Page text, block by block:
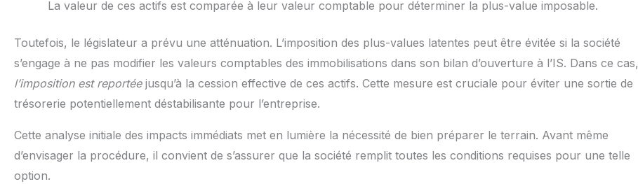
La valeur de ces actifs est comparée à leur valeur comptable pour déterminer la plus-value imposable.
Toutefois, le législateur a prévu une atténuation. L’imposition des plus-values latentes peut être évitée si la société
s’engage à ne pas modifier les valeurs comptables des immobilisations dans son bilan d’ouverture à l’IS. Dans ce cas,
l’imposition est reportéejusqu’à la cession effective de ces actifs. Cette mesure est cruciale pour éviter une sortie de
trésorerie potentiellement déstabilisante pour l’entreprise.
Cette analyse initiale des impacts immédiats met en lumière la nécessité de bien préparer le terrain. Avant même
d’envisager la procédure, il convient de s’assurer que la société remplit toutes les conditions requises pour une telle
option.